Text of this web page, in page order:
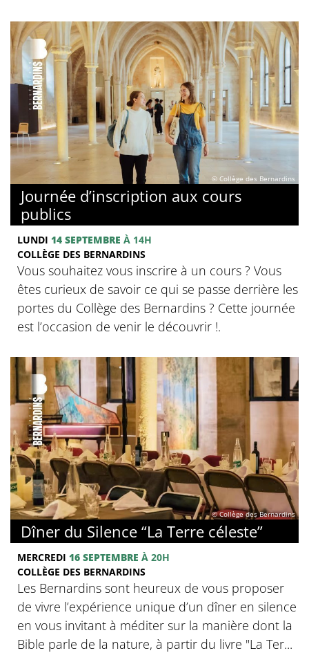
© Collège des Bernardins
Journée d’inscription aux cours
publics
LUNDI 14 SEPTEMBRE À 14H
COLLÈGE DES BERNARDINS
Vous souhaitez vous inscrire à un cours ? Vous
êtes curieux de savoir ce qui se passe derrière les
portes du Collège des Bernardins ? Cette journée
est l’occasion de venir le découvrir !.
© Collège des Bernardins
Dîner du Silence “La Terre céleste”
MERCREDI 16 SEPTEMBRE À 20H
COLLÈGE DES BERNARDINS
Les Bernardins sont heureux de vous proposer
de vivre l’expérience unique d’un dîner en silence
en vous invitant à méditer sur la manière dont la
Bible parle de la nature, à partir du livre "La Ter...